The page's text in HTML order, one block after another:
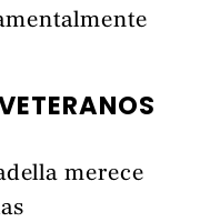
merece